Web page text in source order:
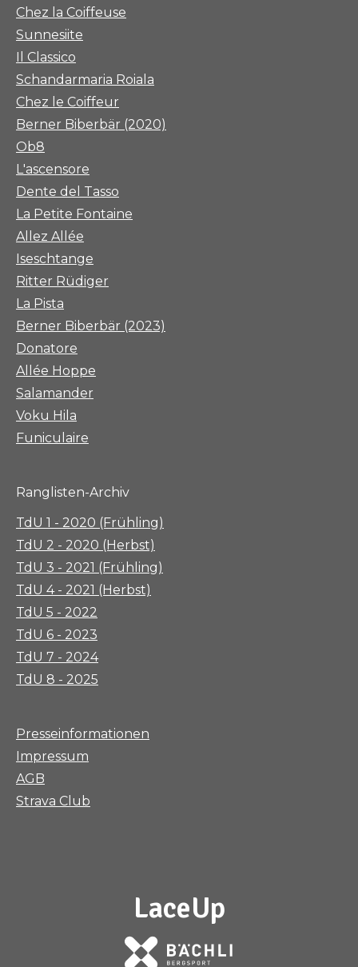
Chez la Coiffeuse
Sunnesiite
Il Classico
Schandarmaria Roiala
Chez le Coiffeur
Berner Biberbär (2020)
Ob8
L'ascensore
Dente del Tasso
La Petite Fontaine
Allez Allée
Iseschtange
Ritter Rüdiger
La Pista
Berner Biberbär (2023)
Donatore
Allée Hoppe
Salamander
Voku Hila
Funiculaire
Ranglisten-Archiv
TdU 1 - 2020 (Frühling)
TdU 2 - 2020 (Herbst)
TdU 3 - 2021 (Frühling)
TdU 4 - 2021 (Herbst)
TdU 5 - 2022
TdU 6 - 2023
TdU 7 - 2024
TdU 8 - 2025
Presseinformationen
Impressum
AGB
Strava Club
LaceUp